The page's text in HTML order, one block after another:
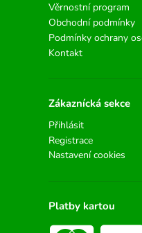
Věrnostní program
Obchodní podmínky
Podmínky ochrany
Kontakt
Zákaznícká sekce
Přihlásit
Registrace
Nastavení cookies
Platby kartou